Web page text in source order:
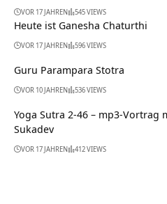
VOR 17 JAHREN 545 VIEWS
Heute ist Ganesha Chaturthi
VOR 17 JAHREN 596 VIEWS
Guru Parampara Stotra
VOR 10 JAHREN 536 VIEWS
Yoga Sutra 2-46 – mp3-Vortrag
Sukadev
VOR 17 JAHREN 412 VIEWS